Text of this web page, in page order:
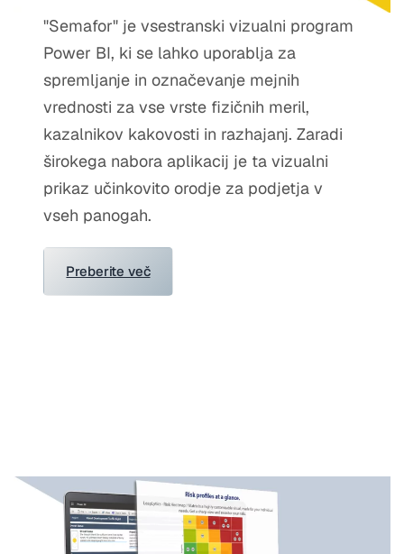
"Semafor" je vsestranski vizualni program
Power BI, ki se lahko uporablja za
spremljanje in označevanje mejnih
vrednosti za vse vrste fizičnih meril,
kazalnikov kakovosti in razhajanj. Zaradi
širokega nabora aplikacij je ta vizualni
prikaz učinkovito orodje za podjetja v
vseh panogah.
Preberite več